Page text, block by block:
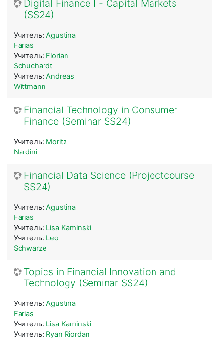
Digital Finance I - Capital Markets
(SS24)
Учитель: Agustina
Farias
Учитель: Florian
Schuchardt
Учитель: Andreas
Wittmann
Financial Technology in Consumer
Finance (Seminar SS24)
Учитель: Moritz
Nardini
Financial Data Science (Projectcourse
SS24)
Учитель: Agustina
Farias
Учитель: Lisa Kaminski
Учитель: Leo
Schwarze
Topics in Financial Innovation and
Technology (Seminar SS24)
Учитель: Agustina
Farias
Учитель: Lisa Kaminski
Учитель: Ryan Riordan